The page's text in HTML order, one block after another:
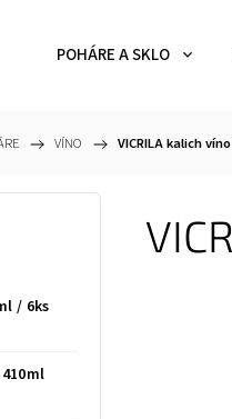
POHÁRE A SKLO
/ VÍNO / VICRILA kalich
/ 6ks